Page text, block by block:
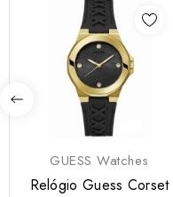
GUESS Watches
Relógio Guess Corset